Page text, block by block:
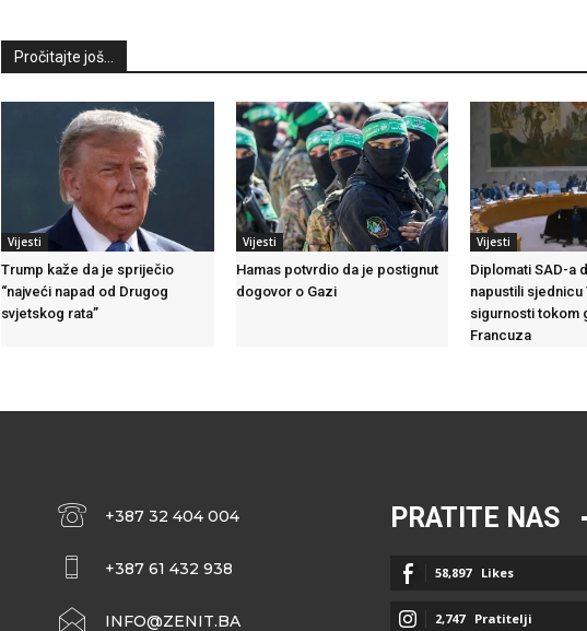
Pročitajte još...
Vijesti
Trump kaže da je spriječio
“najveći napad od Drugog
svjetskog rata”
Vijesti
Hamas potvrdio da je postignut
dogovor o Gazi
Vijesti
Diplomati SAD-a
napustili sjednicu
sigurnosti tokom
Francuza
+387 32 404 004
+387 61 432 938
INFO@ZENIT.BA
PRATITE NAS
58,897 Likes
2,747 Pratitelji